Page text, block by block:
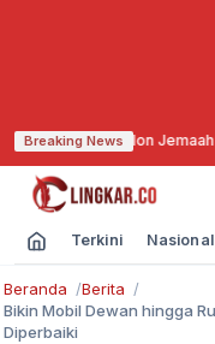
Breaking News
Calon Jemaah Haji
Terkini Nasional
Beranda
Berita
Bikin Mobil Dewan hingga
Diperbaiki